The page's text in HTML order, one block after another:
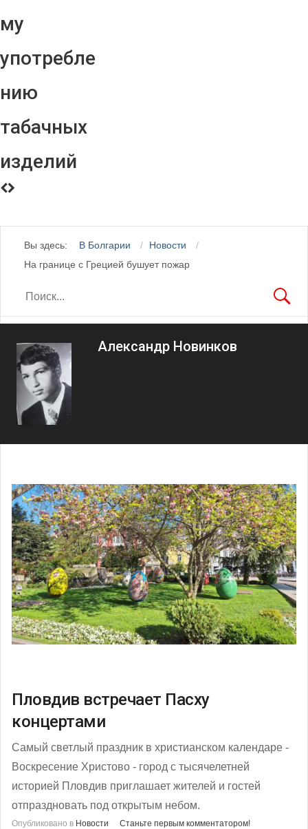
му
употребле
нию
табачных
изделий
Вы здесь: В Болгарии
Новости
На границе с Грецией бушует пожар
Александр Новинков
Пловдив встречает Пасху
концертами
Cамый светлый праздник в христианском календаре -
Воскресение Христово - город с тысячелетней
историей Пловдив приглашает жителей и гостей
отпраздновать под открытым небом.
Опубликовано в Новости
Станьте первым комментатором!